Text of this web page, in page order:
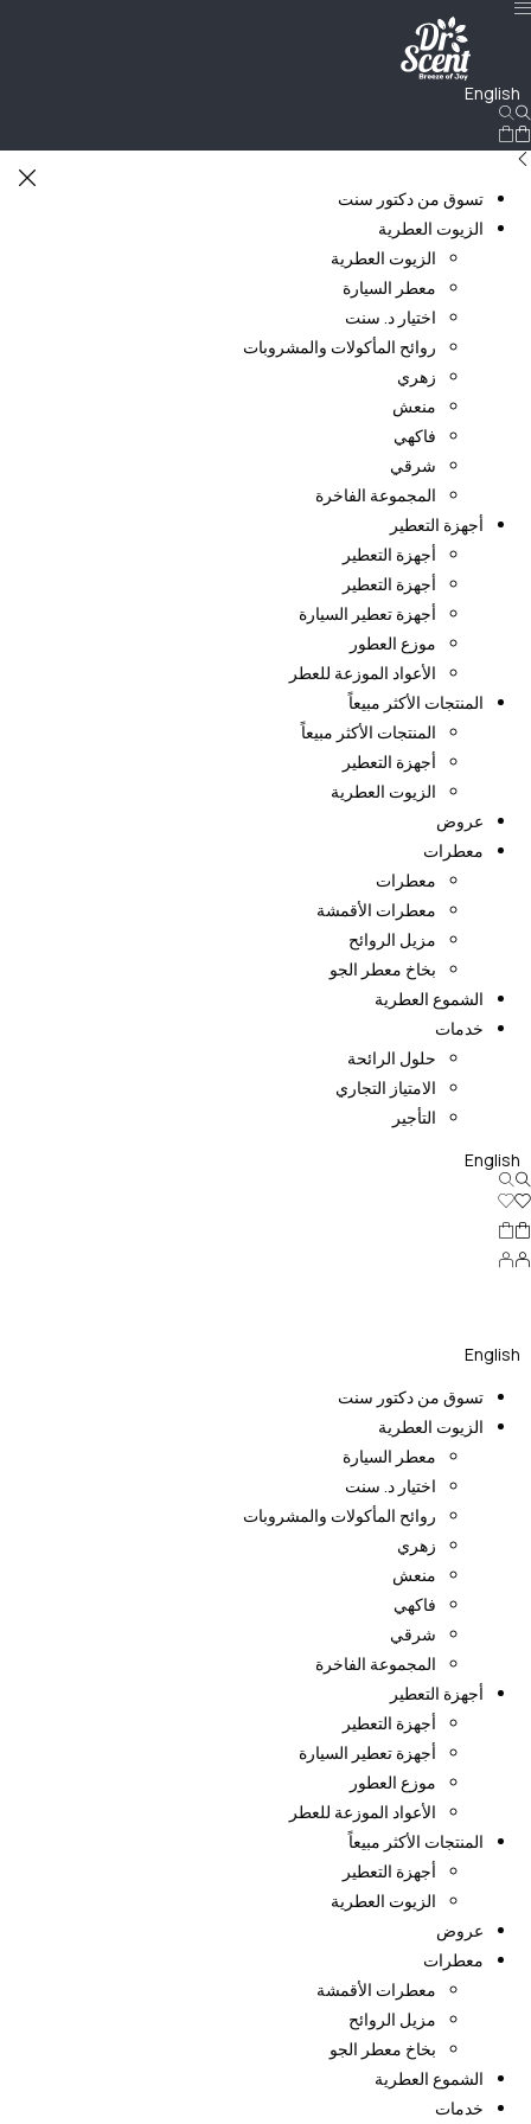
English
تسوق من دكتور سنت
الزيوت العطرية
الزيوت العطرية
معطر السيارة
اختيار د. سنت
روائح المأكولات والمشروبات
زهري
منعش
فاكهي
شرقي
المجموعة الفاخرة
أجهزة التعطير
أجهزة التعطير
أجهزة التعطير
أجهزة تعطير السيارة
موزع العطور
الأعواد الموزعة للعطر
المنتجات الأكثر مبيعاً
المنتجات الأكثر مبيعاً
أجهزة التعطير
الزيوت العطرية
عروض
معطرات
معطرات
معطرات الأقمشة
مزيل الروائح
بخاخ معطر الجو
الشموع العطرية
خدمات
حلول الرائحة
الامتياز التجاري
التأجير
English
English
تسوق من دكتور سنت
الزيوت العطرية
معطر السيارة
اختيار د. سنت
روائح المأكولات والمشروبات
زهري
منعش
فاكهي
شرقي
المجموعة الفاخرة
أجهزة التعطير
أجهزة التعطير
أجهزة تعطير السيارة
موزع العطور
الأعواد الموزعة للعطر
المنتجات الأكثر مبيعاً
أجهزة التعطير
الزيوت العطرية
عروض
معطرات
معطرات الأقمشة
مزيل الروائح
بخاخ معطر الجو
الشموع العطرية
خدمات